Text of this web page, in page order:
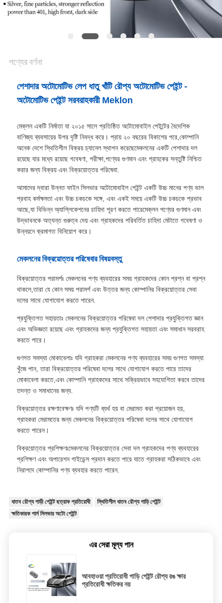
পণ্যের বর্ণনা
পেশাদার অটোমোটিভ লেপ ধাতু খাঁটি রৌপ্য অটোমোটিভ পেইন্ট -
অটোমোটিভ পেইন্ট সরবরাহকারী Meklon
মেক্লন একটি নির্মাতা যা ২০১৫ সালে প্রতিষ্ঠিত অটোমোবাইল পেইন্টের বৈদেশিক
বাণিজ্য ব্যবসায়ের উপর দৃষ্টি নিবদ্ধ করে। প্রায় ২০ বছরের বিকাশের পরে,কোম্পানি
অনেক দেশে স্থিতিশীল বিক্রয় চ্যানেল স্থাপন করেছেমেকলনের একটি পেশাদার দল
রয়েছে যার মধ্যে রয়েছে গবেষণা, পরীক্ষা,পণ্যের গুণমান এবং গ্রাহকের সন্তুষ্টি নিশ্চিত
করার জন্য বিক্রয় এবং বিক্রয়োত্তর পরিষেবা.
আমাদের দ্বারা উন্নত ফাইন সিলভার অটোমোবাইল পেইন্ট একটি উচ্চ মানের পণ্য ভাল
প্রবাহ কর্মক্ষমতা এবং উচ্চ চকচকে সঙ্গে, এবং একই সময়ে একটি উচ্চ চকচকে প্রভাব
আছে,যা বিভিন্ন অ্যাপ্লিকেশনের চাহিদা পূরণ করতে পারেমেক্লন পণ্যের গুণমান এবং
উদ্ভাবনকে অত্যন্ত গুরুত্ব দেয় এবং গ্রাহকদের পরিবর্তিত চাহিদা মেটাতে গবেষণা ও
উন্নয়নে ক্রমাগত বিনিয়োগ করে।
মেকলনের বিক্রয়োত্তর পরিষেবার বিষয়বস্তু
বিক্রয়োত্তর পরামর্শঃ মেকলনের পণ্য ব্যবহারের সময় গ্রাহকদের কোন প্রশ্ন বা প্রশ্ন
থাকলে,তারা যে কোন সময় পরামর্শ এবং উত্তর জন্য কোম্পানির বিক্রয়োত্তর সেবা
দলের সাথে যোগাযোগ করতে পারেন.
প্রযুক্তিগত সহায়তাঃ মেকলনের বিক্রয়োত্তর পরিষেবা দল পেশাদার প্রযুক্তিগত জ্ঞান
এবং অভিজ্ঞতা রয়েছে এবং গ্রাহকদের জন্য প্রযুক্তিগত সহায়তা এবং সমাধান সরবরাহ
করতে পারে।
গুণগত সমস্যা মোকাবেলাঃ যদি গ্রাহকরা মেকলনের পণ্য ব্যবহারের সময় গুণগত সমস্যা
খুঁজে পান, তারা বিক্রয়োত্তর পরিষেবা দলের সাথে যোগাযোগ করতে পারে তাদের
মোকাবেলা করতে,এবং কোম্পানি গ্রাহকদের সাথে সক্রিয়ভাবে সহযোগিতা করবে তাদের
তদন্ত ও সমাধানের জন্য.
বিক্রয়োত্তর রক্ষণাবেক্ষণঃ যদি পণ্যটি ব্যর্থ হয় বা মেরামত করা প্রয়োজন হয়,
গ্রাহকরা মেরামতের জন্য মেকলনের বিক্রয়োত্তর পরিষেবা দলের সাথে যোগাযোগ
করতে পারেন।
বিক্রয়োত্তর প্রশিক্ষণঃমেকলনের বিক্রয়োত্তর সেবা দল গ্রাহকদের পণ্য ব্যবহারের
প্রশিক্ষণ এবং অপারেশন গাইডেন্স প্রদান করতে পারে যাতে গ্রাহকরা সঠিকভাবে এবং
নিরাপদে কোম্পানির পণ্য ব্যবহার করতে পারেন.
ধাতব রৌপ্য গাড়ী পেইন্ট ছত্রাক প্রতিরোধী
স্থিতিশীল ধাতব রৌপ্য গাড়ি পেইন্ট
ক্ষতিকারক পার্ল সিলভার অটো পেইন্ট
এর সেরা মূল্য পান
আবহাওয়া প্রতিরোধী গাড়ি পেইন্ট রৌপ্য রঙ ক্ষার
প্রতিরোধী ক্ষতিকর নয়